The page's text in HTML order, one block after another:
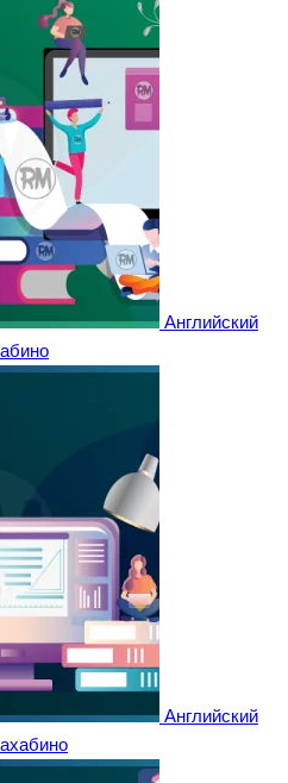
Английский
Английский